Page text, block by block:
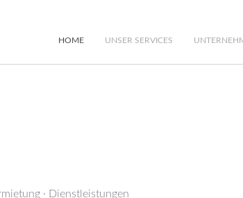
HOME UNSER SERVICES
· Dienstleistungen